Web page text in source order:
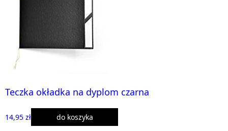
Teczka okładka na dyplom czarna
14,95 zł do koszyka